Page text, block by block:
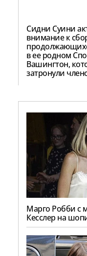
Сидни Суини
внимание к
в ее родном
Вашингтон,
затронули
Марго Робби с
Кесслер на